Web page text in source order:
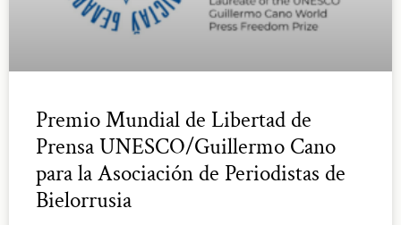
Premio Mundial de Libertad de
Prensa UNESCO/Guillermo Cano
para la Asociación de Periodistas de
Bielorrusia